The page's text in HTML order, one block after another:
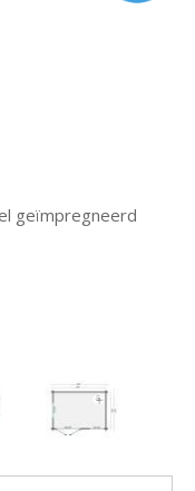
geïmpregneerd